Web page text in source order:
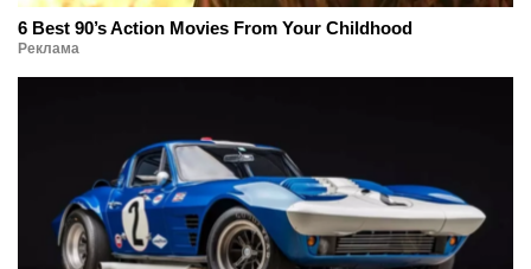
6 Best 90’s Action Movies From Your Childhood
Реклама